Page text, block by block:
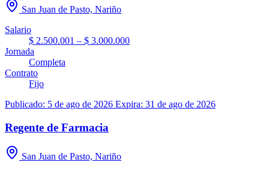
San Juan de Pasto, Nariño
Salario
$ 2.500.001 – $ 3.000.000
Jornada
Completa
Contrato
Fijo
Publicado: 5 de ago de 2026 Expira: 31 de ago de 2026
Regente de Farmacia
San Juan de Pasto, Nariño